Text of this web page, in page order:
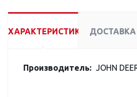
ХАРАКТЕРИСТИКИ ДОСТАВКА
Производитель: JOHN